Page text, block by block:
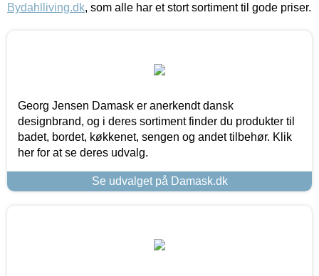
Bydahlliving.dk, som alle har et stort sortiment til gode priser.
Georg Jensen Damask er anerkendt dansk
designbrand, og i deres sortiment finder du produkter til
badet, bordet, køkkenet, sengen og andet tilbehør. Klik
her for at se deres udvalg.
Se udvalget på Damask.dk